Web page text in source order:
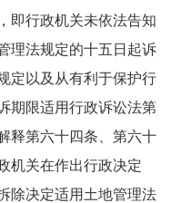
即行政机关未依法告知
理法规定的十五日起诉
定以及从有利于保护行
期限适用行政诉讼法第
释第六十四条、第六十
机关在作出行政决定
除决定适用土地管理法